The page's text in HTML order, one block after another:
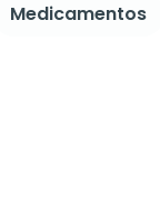
Medicamentos